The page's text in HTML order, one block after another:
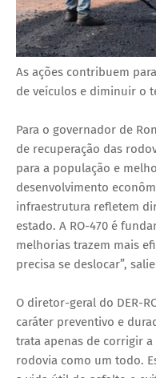
As ações contribuem
de veículos e diminuir o
Para o governador de
de recuperação das
para a população e
desenvolvimento
infraestrutura refletem
estado. A RO-470 é
melhorias trazem mais
precisa se deslocar”,
O diretor-geral do DER-
caráter preventivo e
trata apenas de corrigir
rodovia como um todo.